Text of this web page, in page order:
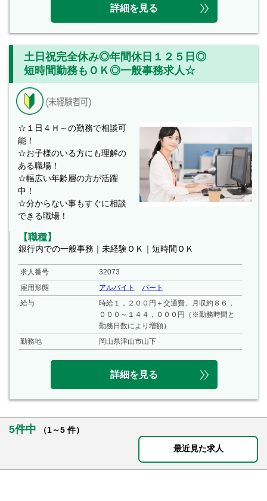
詳細を見る
土日祝完全休み◎年間休日１２５日◎
短時間勤務もＯＫ◎一般事務求人☆
☆１日４Ｈ～の勤務で相談可
能！
☆お子様のいる方にも理解の
ある職場！
☆幅広い年齢層の方が活躍
中！
☆分からない事もすぐに相談
できる職場！
【職種】
銀行内での一般事務｜未経験ＯＫ｜短時間ＯＫ
求人番号
32073
雇用形態
アルバイト
パート
給与
時給１，２００円＋交通費、月収約８６，
０００～１４４，０００円（※勤務時間と
勤務日数により増額）
勤務地
岡山県津山市山下
詳細を見る
5件中
（1～5 件）
最近見た求人